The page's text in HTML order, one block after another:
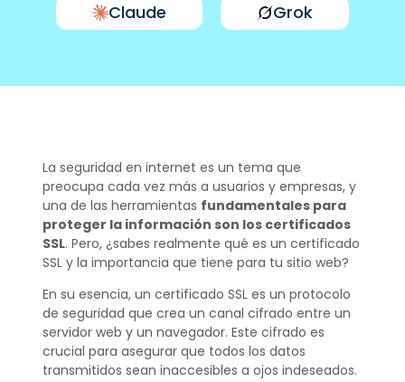
Claude Grok
La seguridad en internet es un tema que
preocupa cada vez más a usuarios y empresas, y
una de las herramientas fundamentales para
proteger la información son los certificados
SSL. Pero, ¿sabes realmente qué es un certificado
SSL y la importancia que tiene para tu sitio web?
En su esencia, un certificado SSL es un protocolo
de seguridad que crea un canal cifrado entre un
servidor web y un navegador. Este cifrado es
crucial para asegurar que todos los datos
transmitidos sean inaccesibles a ojos indeseados.